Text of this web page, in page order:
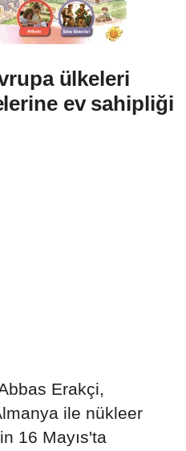
ülkeleri
ev sahipliği
Erakçi,
ile nükleer
16 Mayıs'ta